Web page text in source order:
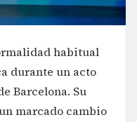
habitual
durante un acto
Barcelona. Su
marcado cambio